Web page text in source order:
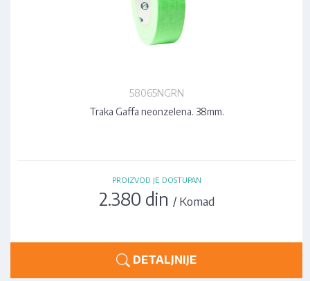
58065NGRN
Traka Gaffa neonzelena. 38mm.
PROIZVOD JE DOSTUPAN
2.380 din / Komad
DETALJNIJE